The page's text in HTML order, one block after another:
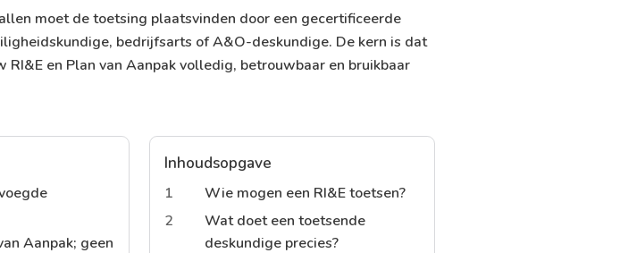
moet de toetsing plaatsvinden door een gecertificeerde
bedrijfsarts of A&O-deskundige. De kern is dat
en Plan van Aanpak volledig, betrouwbaar en bruikbaar
Inhoudsopgave
1
Wie mogen een RI&E toetsen?
2
Wat doet een toetsende
deskundige precies?
Aanpak; geen